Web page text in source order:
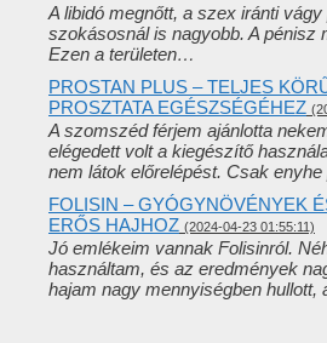
A libidó megnőtt, a szex iránti
szokásosnál is nagyobb. A pénisz
Ezen a területen…
PROSTAN PLUS – TELJES
PROSZTATA EGÉSZSÉGÉHEZ
A szomszéd férjem ajánlotta
elégedett volt a kiegészítő
nem látok előrelépést. Csak
FOLISIN – GYÓGYNÖVÉNYEK
ERŐS HAJHOZ (2024-04-23 01:55:11)
Jó emlékeim vannak Folisinról.
használtam, és az eredmények
hajam nagy mennyiségben hullott,